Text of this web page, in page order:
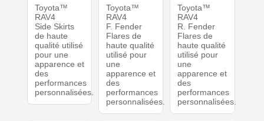
Toyota™
RAV4
Side Skirts
de haute
qualité utilisé
pour une
apparence et
des
performances
personnalisées.
Toyota™
RAV4
F. Fender
Flares de
haute qualité
utilisé pour
une
apparence et
des
performances
personnalisées.
Toyota™
RAV4
R. Fender
Flares de
haute qualité
utilisé pour
une
apparence et
des
performances
personnalisées.